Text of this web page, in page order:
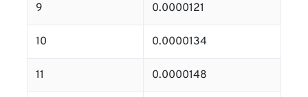
9 0.0000121
10 0.0000134
11 0.0000148